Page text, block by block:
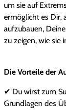
um sie auf
ermöglicht es Dir,
aufzubauen,
zu zeigen, wie sie
Die Vorteile der
✔ Du wirst zum
Grundlagen des